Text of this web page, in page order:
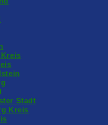
Stadt
Kreis